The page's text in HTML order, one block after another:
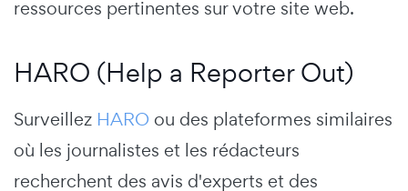
ressources pertinentes sur votre site web.
HARO (Help a Reporter Out)
Surveillez HARO ou des plateformes similaires
où les journalistes et les rédacteurs
recherchent des avis d'experts et des